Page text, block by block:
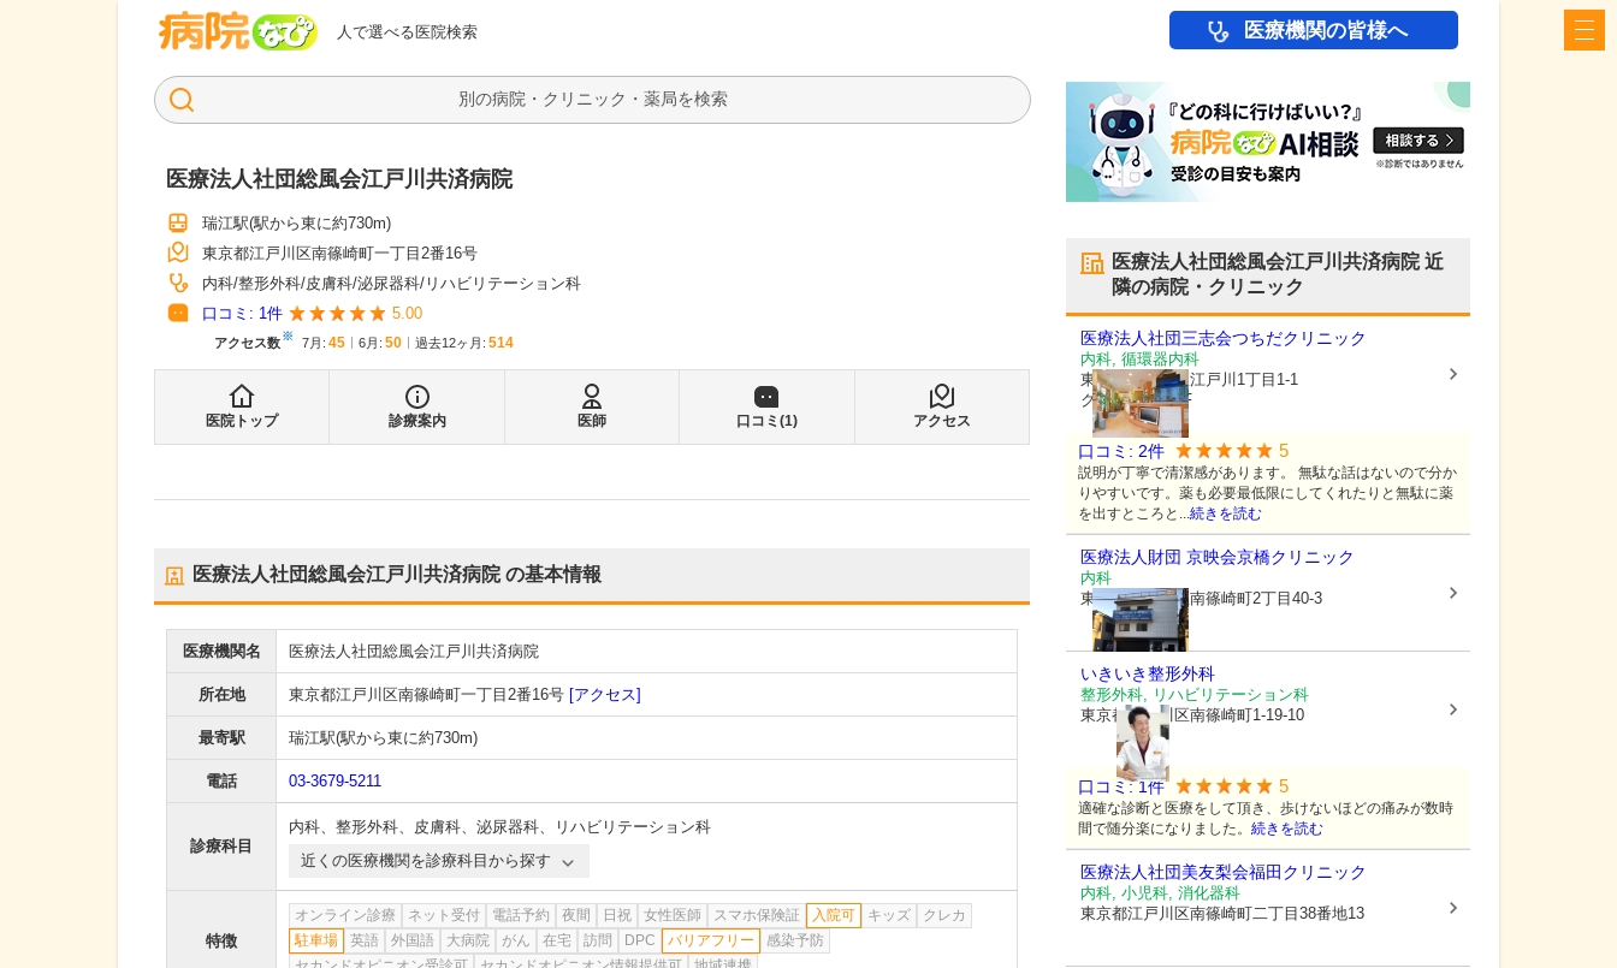
人で選べる医院検索
病院なび 医療機関の皆様へ
検索
医療法人社団総風会江戸川共済病院
瑞江駅(駅から東に約730m)
東京都江戸川区南篠崎町一丁目2番16号
内科 整形外科 皮膚科 泌尿器科 リハビリテーション科
口コミ: 1件 5.00
アクセス数※ 7月 : 45 6月 : 50 過去12ヶ月: 514
医院トップ 診療案内 医師 口コミ(1) アクセス
医療法人社団総風会江戸川共済病院の基本情報
医療機関名 医療法人社団総風会江戸川共済病院
所在地 東京都江戸川区南篠崎町一丁目2番16号 [アクセス]
最寄駅 瑞江駅(駅から東に約730m)
電話 03-3679-5211
診療科目
内科、 整形外科、 皮膚科、 泌尿器科、
リハビリテーション科
近くの医療機関を診療科目から探す
特徴
オンライン診療 ネット受付 電話予約 夜間 日祝 女性医師 スマホ保険証 入院可 キッズ
クレカ
駐車場
英語 外国語 大病院 がん 在宅 訪問 DPC バリアフリー
感染予防
医療法人社団総風会江戸川共済病院近
隣の病院・クリニック
医療法人社団三志会つちだクリニック
内科, 循環器内科
東京都江戸川区江戸川1丁目1-1
クリアメゾン1F
口コミ: 2件 5
説明が丁寧で清潔感があります。 無駄な話はないので分か
りやすいです。薬も必要最低限にしてくれたりと無駄に薬
を出すところと...続きを読む
医療法人財団 京映会京橋クリニック
内科
東京都江戸川区南篠崎町2丁目40-3
いきいき整形外科
整形外科, リハビリテーション科
東京都江戸川区南篠崎町1-19-10
口コミ:1件 5
適確な診断と医療をして頂き、歩けないほどの痛みが数時
間で随分楽になりました。 続きを読む
医療法人社団美友梨会福田クリニック
内科, 小児科, 消化器科
東京都江戸川区南篠崎町二丁目38番地13